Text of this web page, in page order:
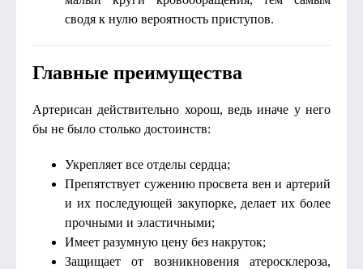
сводя к нулю вероятность приступов.
Главные преимущества
Артерисан действительно хорош, ведь иначе у него
бы не было столько достоинств:
Укрепляет все отделы сердца;
Препятствует сужению просвета вен и артерий
и их последующей закупорке, делает их более
прочными и эластичными;
Имеет разумную цену без накруток;
Защищает от возникновения атеросклероза,